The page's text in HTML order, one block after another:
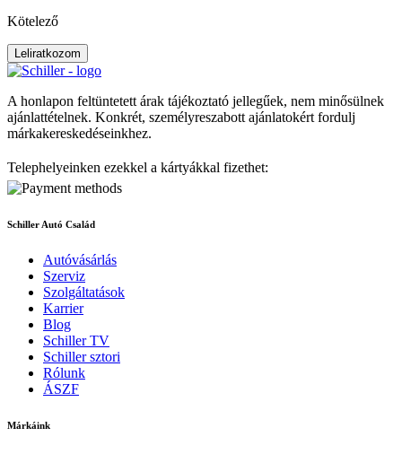
Kötelező
Leliratkozom
A honlapon feltüntetett árak tájékoztató jellegűek, nem minősülnek
ajánlattételnek. Konkrét, személyreszabott ajánlatokért fordulj
márkakereskedéseinkhez.
Telephelyeinken ezekkel a kártyákkal fizethet:
Schiller Autó Család
Autóvásárlás
Szerviz
Szolgáltatások
Karrier
Blog
Schiller TV
Schiller sztori
Rólunk
ÁSZF
Márkáink